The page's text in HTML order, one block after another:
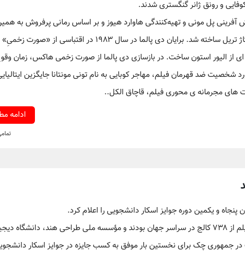
پل مونی و تهیه‌کنندگی هاوارد هیوز و بر اساس رمانی پرفروش به
نام(و الهام گرفته از زندگی آل کاپون) نوشته آرمیتاژ تریل ساخته شد. برایان دی پالما در سال ۱۹۸۳ در اقتباسی از «صورت زخمیِ»
از الیور استون ساخت. در بازسازی دی پالما از صورت زخمی هاکس، زمان
منتقل شد؛ و در مورد شخصیت ضد قهرمان فیلم، مهاجر کوبایی به نام تونی مونتانا جایگزین
های مجرمانه ی محوری فیلم، قاچاق الکل..
ادامه
و یکمین دوره جوایز اسکار دانشجویی را اعلام کرد.
به گزارش سینماسینما، در رقابت امسال ۲۶۸۳ فیلم از ۷۳۸ کالج در سراسر جهان بودند و مؤسسه ملی طراحی هند، دانشگاه
در جمهوری چک برای نخستین بار موفق به کسب جایزه در جوایز اسکار